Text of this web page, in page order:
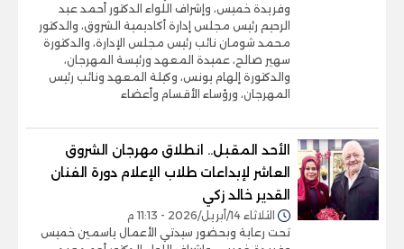
وفريدة خميس، وإشراف اللواء الدكتور أحمد عبد
الرحيم رئيس مجلس إدارة أكاديمية الشروق، والدكتور
محمد شومان نائب رئيس مجلس الإدارة، والدكتورة
سهير صالح، عميدة المعهد ورئيسة المهرجان،
والدكتورة إلهام يونس، وكيلة المعهد ونائب رئيس
المهرجان، ورؤساء الأقسام وأعضاء
الأحد المقبل.. انطلاق مهرجان الشروق
العاشر لإبداعات طلاب الإعلام دورة الفنان
القدير خالد زكي
الثلاثاء 14/أبريل/2026 - 11:13 م
تحت رعاية وبحضور سيدتي الأعمال ياسمين خميس